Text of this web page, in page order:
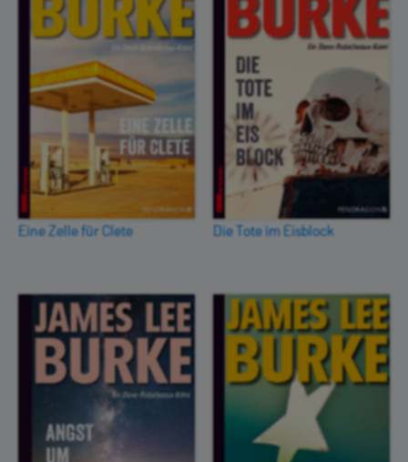
Eine Zelle für Clete Die Tote im Eisblock